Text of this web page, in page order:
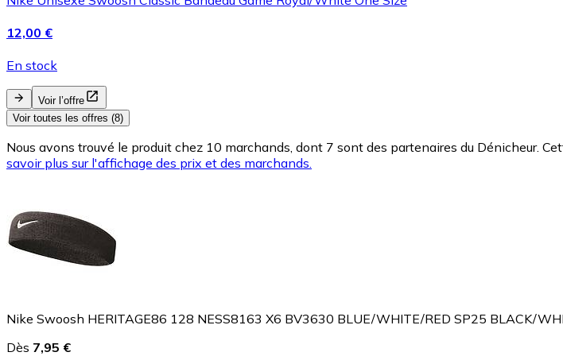
12,00 €
En stock
Voir l’offre
Voir toutes les offres (8)
Nous avons trouvé le produit chez 10 marchands, dont 7 sont des partenaires du Dénicheur.
savoir plus sur l'affichage des prix et des marchands.
Nike Swoosh HERITAGE86 128 NESS8163 X6 BV3630 BLUE/WHITE/RED SP25 BLACK/
Dès 7,95 €